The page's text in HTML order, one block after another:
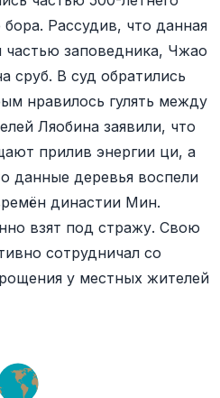
Рассудив, что данная
частью заповедника, Чжао
сруб. В суд обратились
нравилось гулять между
Ляобина заявили, что
прилив энергии ци, а
данные деревья воспели
династии Мин.
взят под стражу. Свою
сотрудничал со
у местных жителей